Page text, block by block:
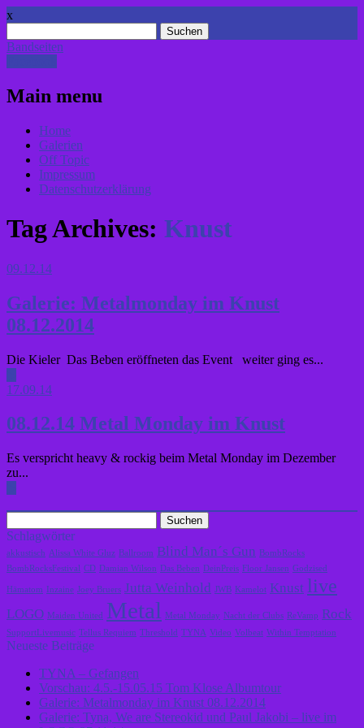
x
nach:
Bandseiten
Main menu
Skip
content
Home
Galerien
Off Topic
Impressum
Datenschutzerklärung
Tag Archives: Knust
09.12.14
Galerie: Metalmonday im Knust
08.12.2014
Die Kieler Das Beben eröffneten das Event weiter ging es...
17.09.14
08.12.14 Metal Monday im Knust
Es verspricht heavy & rockig beim Metal Monday im Dezember
zu...
nach:
Schlagwörter
akkustisch Alissa White Gluz Ballroom Blind Man´s Gun
BombRocks
BombRocksFestival CD Damian Wilson Das Beben DeinPreis Floor Jansen Godzised
Hämatom Inzaine Joey Bruers Jutta Weinhold JWB Kamelot Knust live
LOGO Maiden United Metal Metal Monday Nacht der Clubs ReVamp Rock
SupportLivemusic Tellus Requiem Threshold TYNA Video Volbeat Within Temptation
Neueste Beiträge
TYNA – Gefangen
Vorschau: 4.5.-15.05.15 Tom Klose Albumtour
Galerie: Metalmonday im Knust 08.12.2014
Galerie: Tyna, We are Stereokid und Paul Jakobi – live im